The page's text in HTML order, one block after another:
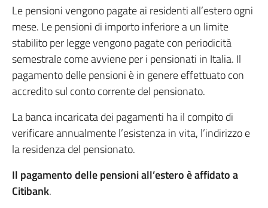
Le pensioni vengono pagate ai residenti all’estero ogni
mese. Le pensioni di importo inferiore a un limite
stabilito per legge vengono pagate con periodicità
semestrale come avviene per i pensionati in Italia. Il
pagamento delle pensioni è in genere effettuato con
accredito sul conto corrente del pensionato.
La banca incaricata dei pagamenti ha il compito di
verificare annualmente l’esistenza in vita, l’indirizzo e
la residenza del pensionato.
Il pagamento delle pensioni all’estero è affidato a
Citibank.